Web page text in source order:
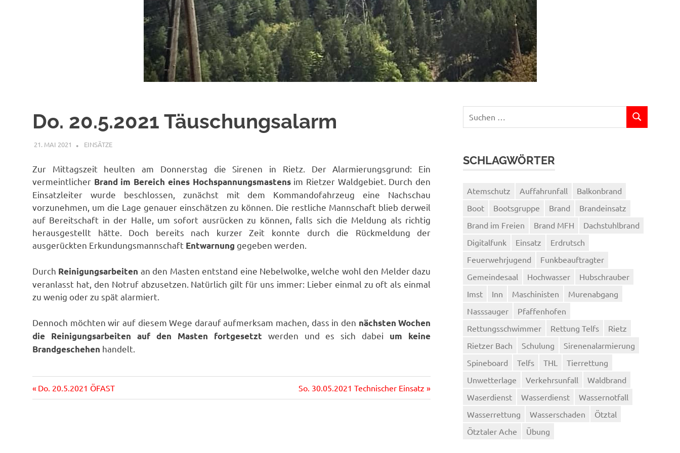
Do. 20.5.2021 Täuschungsalarm
21. MAI 2021 FFWRIETZ
EINSÄTZE
Zur Mittagszeit heulten am Donnerstag die Sirenen in Rietz. Der Alarmierungsgrund: Ein
vermeintlicher Brand im Bereich eines Hochspannungsmastensim Rietzer Waldgebiet. Durch den
Einsatzleiter wurde beschlossen, zunächst mit dem Kommandofahrzeug eine Nachschau
vorzunehmen, um die Lage genauer einschätzen zu können. Die restliche Mannschaft blieb derweil
auf Bereitschaft in der Halle, um sofort ausrücken zu können, falls sich die Meldung als richtig
herausgestellt hätte. Doch bereits nach kurzer Zeit konnte durch die Rückmeldung der
ausgerückten Erkundungsmannschaft Entwarnung gegeben werden.
Durch Reinigungsarbeiten an den Masten entstand eine Nebelwolke, welche wohl den Melder dazu
veranlasst hat, den Notruf abzusetzen. Natürlich gilt für uns immer: Lieber einmal zu oft als einmal
zu wenig oder zu spät alarmiert.
Dennoch möchten wir auf diesem Wege darauf aufmerksam machen, dass in den nächsten Wochen
die Reinigungsarbeiten auf den Masten fortgesetzt werden und es sich dabei um keine
Brandgeschehen handelt.
Beitragsnavigation
Vorheriger
Beitrag:
Do. 20.5.2021 ÖFAST
Nächster
Beitrag:
So. 30.05.2021 Technischer Einsatz
nach:
SUCHEN
SCHLAGWÖRTER
Atemschutz Auffahrunfall
Balkonbrand
Boot
Bootsgruppe Brand
Brandeinsatz
Brand im Freien
Brand MFH
Dachstuhlbrand
Digitalfunk
Einsatz
Erdrutsch
Feuerwehrjugend
Funkbeauftragter
Gemeindesaal
Hochwasser
Hubschrauber
Imst
Inn Maschinisten
Murenabgang
Nasssauger
Pfaffenhofen
Rettungsschwimmer
Rettung Telfs
Rietz
Rietzer Bach
Schulung
Sirenenalarmierung
Spineboard
Telfs THL
Tierrettung
Unwetterlage
Verkehrsunfall
Waldbrand
Waserdienst
Wasserdienst
Wassernotfall
Wasserrettung
Wasserschaden
Ötztal
Ötztaler Ache
Übung